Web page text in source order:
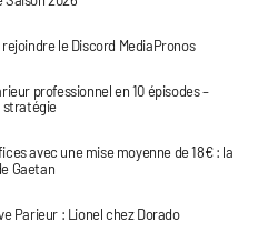
le Discord MediaPronos
professionnel en 10 épisodes –
stratégie
avec une mise moyenne de 18€ : la
Gaetan
Parieur : Lionel chez Dorado